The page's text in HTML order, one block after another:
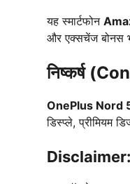
यह स्मार्टफोन
और एक्सचेंज बोनस
निष्कर्ष
OnePlus Nord
डिस्प्ले, प्रीमियम
Disclaimer: